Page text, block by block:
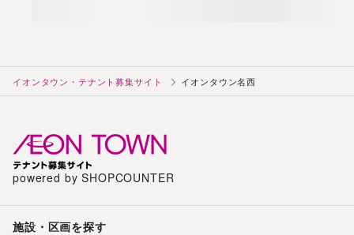
イオンタウン・テナント募集サイト イオンタウン名西
powered by SHOPCOUNTER
施設・区画を探す